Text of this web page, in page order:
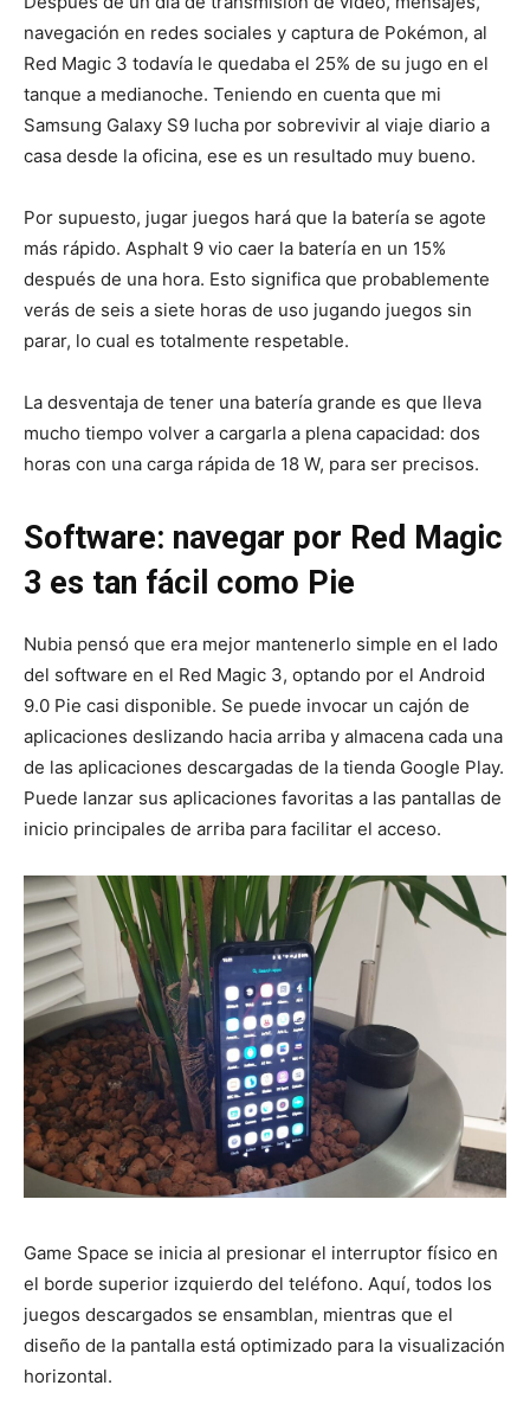
navegación en redes sociales y captura de Pokémon, al
Red Magic 3 todavía le quedaba el 25% de su jugo en el
tanque a medianoche. Teniendo en cuenta que mi
Samsung Galaxy S9 lucha por sobrevivir al viaje diario a
casa desde la oficina, ese es un resultado muy bueno.
Por supuesto, jugar juegos hará que la batería se agote
más rápido. Asphalt 9 vio caer la batería en un 15%
después de una hora. Esto significa que probablemente
verás de seis a siete horas de uso jugando juegos sin
parar, lo cual es totalmente respetable.
La desventaja de tener una batería grande es que lleva
mucho tiempo volver a cargarla a plena capacidad: dos
horas con una carga rápida de 18 W, para ser precisos.
Software: navegar por Red Magic
3 es tan fácil como Pie
Nubia pensó que era mejor mantenerlo simple en el lado
del software en el Red Magic 3, optando por el Android
9.0 Pie casi disponible. Se puede invocar un cajón de
aplicaciones deslizando hacia arriba y almacena cada una
de las aplicaciones descargadas de la tienda Google Play.
Puede lanzar sus aplicaciones favoritas a las pantallas de
inicio principales de arriba para facilitar el acceso.
Game Space se inicia al presionar el interruptor físico en
el borde superior izquierdo del teléfono. Aquí, todos los
juegos descargados se ensamblan, mientras que el
diseño de la pantalla está optimizado para la visualización
horizontal.